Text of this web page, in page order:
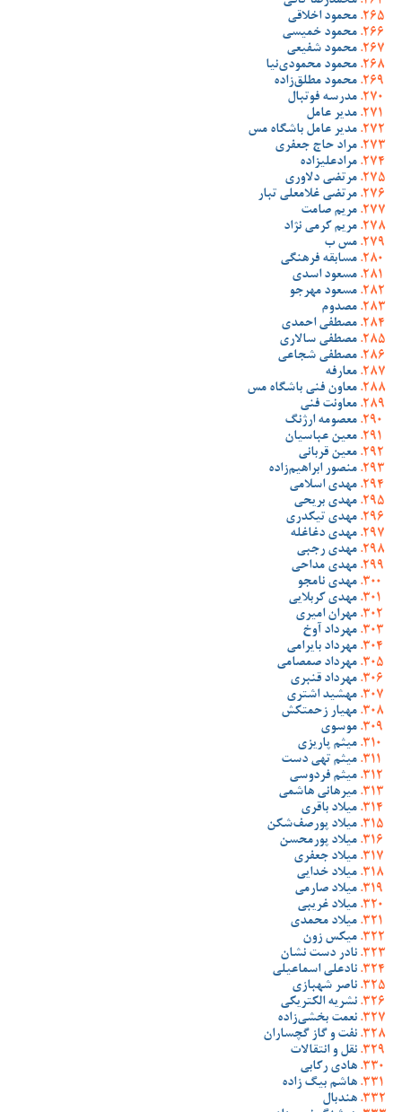
محمود اخلاقی
محمود خمیسی
محمود شفیعی
محمود محمودی‌نیا
محمود مطلق‌زاده
مدرسه فوتبال
مدیر عامل
مدیر عامل باشگاه مس
مراد حاج جعفری
مرادعلیزاده
مرتضی دلاوری
مرتضی غلامعلی تبار
مریم صامت
مریم کرمی نژاد
مس ب
مسابقه فرهنگی
مسعود اسدی
مسعود مهرجو
مصدوم
مصطفی احمدی
مصطفی سالاری
مصطفی شجاعی
معارفه
معاون فنی باشگاه مس
معاونت فنی
معصومه ارژنگ
معین عباسیان
معین قربانی
منصور ابراهیم‌زاده
مهدی اسلامی
مهدی بریحی
مهدی تیکدری
مهدی دغاغله
مهدی رجبی
مهدی مداحی
مهدی نامجو
مهدی کربلایی
مهران امیری
مهرداد آوخ
مهرداد بایرامی
مهرداد صمصامی
مهرداد قنبری
مهشید اشتری
مهیار زحمتکش
موسوی
میثم پاریزی
میثم تهی دست
میثم فردوسی
میرهانی هاشمی
میلاد باقری
میلاد پورصف‌شکن
میلاد پورمحسن
میلاد جعفری
میلاد خدایی
میلاد صارمی
میلاد غریبی
میلاد محمدی
میکس زون
نادر دست نشان
نادعلی اسماعیلی
ناصر شهبازی
نشریه الکتریکی
نعمت بخشی‌زاده
نفت و گاز گچساران
نقل و انتقالات
هادی رکابی
هاشم بیگ زاده
هندبال